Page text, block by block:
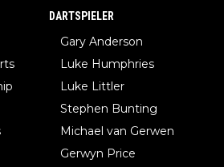
DARTSPIELER
Gary Anderson
Luke Humphries
Luke Littler
Stephen Bunting
Michael van Gerwen
Gerwyn Price